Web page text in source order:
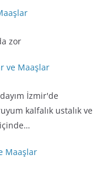
zor
ve Maaşlar
İzmir'de
kalfalık ustalık ve
Maaşlar